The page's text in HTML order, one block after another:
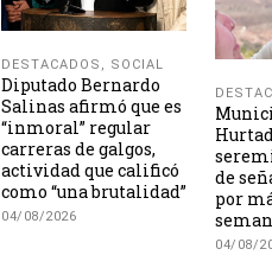
DESTACADOS , SOCIAL
Diputado Bernardo
Salinas afirmó que es
“inmoral” regular
carreras de galgos,
actividad que calificó
como “una brutalidad”
04/08/2026
de
por
04/08/